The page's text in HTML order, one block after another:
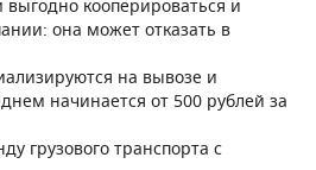
кооперироваться и
она может отказать в
на вывозе и
начинается от 500 рублей за
грузового транспорта с